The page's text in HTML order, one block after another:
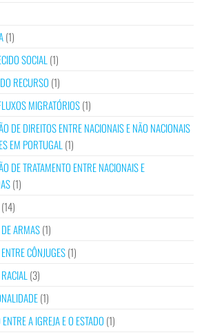
(1)
SOCIAL (1)
RECURSO (1)
MIGRATÓRIOS(1)
DE DIREITOS ENTRE NACIONAIS E NÃO NACIONAIS
EM PORTUGAL (1)
DE TRATAMENTO ENTRE NACIONAIS E
(1)
(14)
ARMAS(1)
CÔNJUGES(1)
(3)
(1)
A IGREJA E O ESTADO (1)